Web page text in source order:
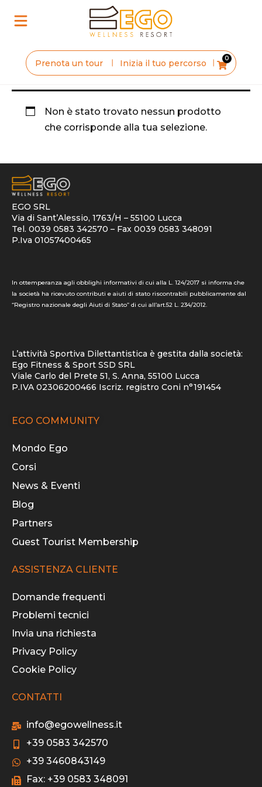
Prenota un tour Inizia il tuo percorso 0
Non è stato trovato nessun prodotto
che corrisponde alla tua selezione.
EGO SRL
Via di Sant’Alessio, 1763/H – 55100 Lucca
Tel. 0039 0583 342570 – Fax 0039 0583 348091
P.Iva 01057400465
In ottemperanza agli obblighi informativi di cui alla L. 124/2017 si informa che
la società ha ricevuto contributi e aiuti di stato riscontrabili pubblicamente dal
“Registro nazionale degli Aiuti di Stato” di cui all’art.52 L. 234/2012.
L’attività Sportiva Dilettantistica è gestita dalla società:
Ego Fitness & Sport SSD SRL
Viale Carlo del Prete 51, S. Anna, 55100 Lucca
P.IVA 02306200466 Iscriz. registro Coni n°191454
EGO COMMUNITY
Mondo Ego
Corsi
News & Eventi
Blog
Partners
Guest Tourist Membership
ASSISTENZA CLIENTE
Domande frequenti
Problemi tecnici
Invia una richiesta
Privacy Policy
Cookie Policy
CONTATTI
info@egowellness.it
+39 0583 342570
+39 3460843149
Fax: +39 0583 348091